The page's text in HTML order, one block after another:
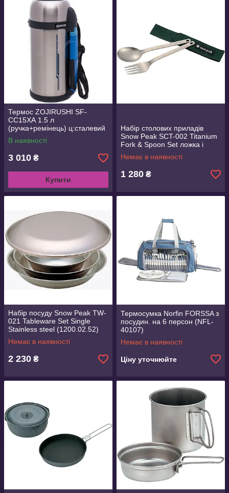
Термос ZOJIRUSHI SF-
СС15ХА 1.5 л
(ручка+ремінець) ц:сталевий
(1678.00.18 )
В наявності
3 010 ₴
Купити
Набір столових приладів
Snow Peak SCT-002 Titanium
Fork & Spoon Set ложка і
виделка (1200.01.19)
Немає в наявності
1 280 ₴
Набір посуду Snow Peak TW-
021 Tableware Set Single
Stainless steel (1200.02.52)
Немає в наявності
2 230 ₴
Термосумка Norfin FORSSA з
посудин. на 6 персон (NFL-
40107)
Немає в наявності
Ціну уточнюйте